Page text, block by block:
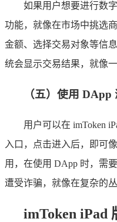
如果用户想要进行数
功能，就像在市场中挑选
金额、选择交易对象等信
统会显示交易结果，就像
（五）使用 DApp
用户可以在 imToken
入口，点击进入后，即可
用，在使用 DApp 时，需
遭受诈骗，就像在复杂的
imToken iPad